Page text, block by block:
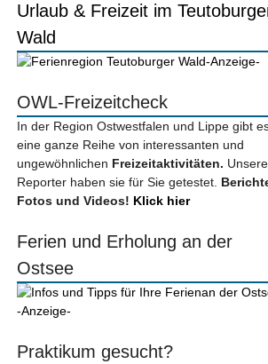
Urlaub & Freizeit im
Wald
-Anzeige-
OWL-Freizeitcheck
In der Region Ostwestfalen und Lippe gibt
eine ganze Reihe von interessanten und
ungewöhnlichen Freizeitaktivitäten. Unsere
Reporter haben sie für Sie getestet.
Fotos und Videos! Klick hier
Ferien und Erholung an der
Ostsee
-Anzeige-
Praktikum gesucht?